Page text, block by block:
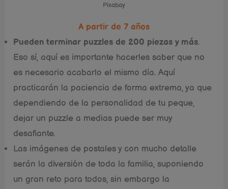
Pixabay
A partir de 7 años
Pueden terminar puzzles de 200 piezas y más.
Eso sí, aquí es importante hacerles saber que no
es necesario acabarlo el mismo día. Aquí
practicarán la paciencia de forma extrema, ya que
dependiendo de la personalidad de tu peque,
dejar un puzzle a medias puede ser muy
desafiante.
Las imágenes de postales y con mucho detalle
serán la diversión de toda la familia, suponiendo
un gran reto para todos, sin embargo la